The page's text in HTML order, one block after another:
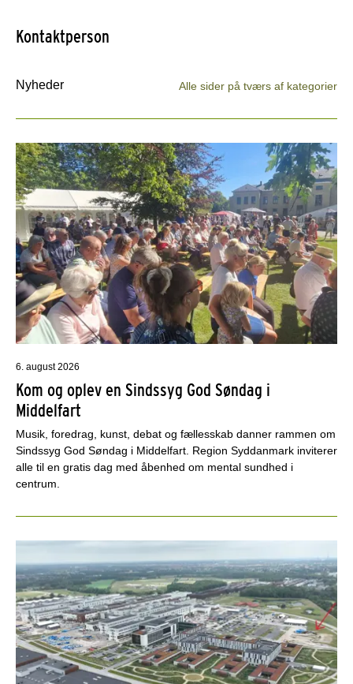
Kontaktperson
Nyheder Alle sider på tværs af kategorier
6. august 2026
Kom og oplev en Sindssyg God Søndag i
Middelfart
Musik, foredrag, kunst, debat og fællesskab danner rammen om
Sindssyg God Søndag i Middelfart. Region Syddanmark inviterer
alle til en gratis dag med åbenhed om mental sundhed i
centrum.